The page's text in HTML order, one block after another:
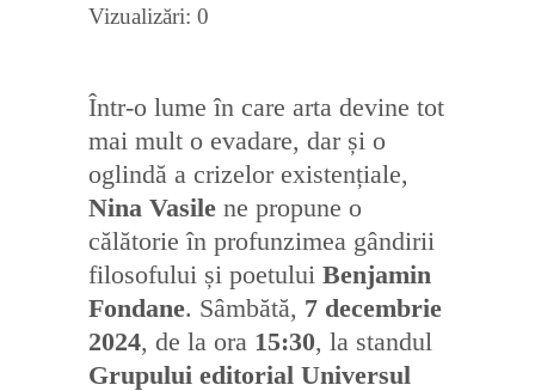
Vizualizări: 0
Într-o lume în care arta devine tot
mai mult o evadare, dar și o
oglindă a crizelor existențiale,
Nina Vasile ne propune o
călătorie în profunzimea gândirii
filosofului și poetului Benjamin
Fondane. Sâmbătă, 7 decembrie
2024, de la ora 15:30, la standul
Grupului editorial Universul